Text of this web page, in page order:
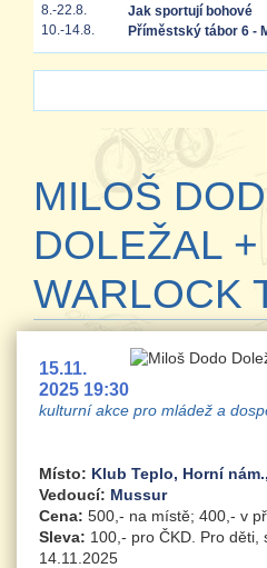
8.-22.8.
Jak sportují bohové
10.-14.8.
Příměstský tábor 6 -
MILOŠ
DOLEŽAL
WARLOCK
15.11.
2025 19:30
kulturní akce pro mládež a
Místo: Klub Teplo, Horní
Vedoucí: Mussur
Cena: 500,- na místě; 400,- v
Sleva: 100,- pro ČKD. Pro
14.11.2025